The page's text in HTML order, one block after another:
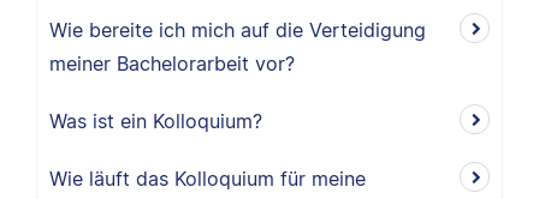
Wie bereite ich mich auf die Verteidigung
meiner Bachelorarbeit vor?
Was ist ein Kolloquium?
Wie läuft das Kolloquium für meine